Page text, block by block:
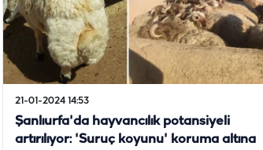
21-01-2024 14:53
Şanlıurfa'da hayvancılık potansiyeli
artırılıyor: 'Suruç koyunu' koruma altına